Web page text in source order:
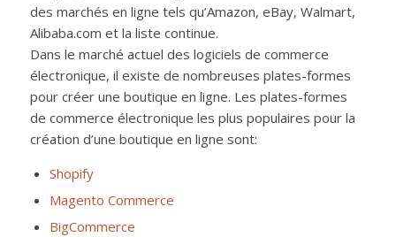
des marchés en ligne tels qu’Amazon, eBay, Walmart,
Alibaba.com et la liste continue.
Dans le marché actuel des logiciels de commerce
électronique, il existe de nombreuses plates-formes
pour créer une boutique en ligne. Les plates-formes
de commerce électronique les plus populaires pour la
création d’une boutique en ligne sont:
Shopify
Magento Commerce
BigCommerce